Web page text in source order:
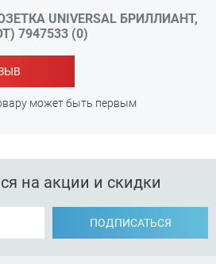
UNIVERSAL БРИЛЛИАНТ,
7947533 (0)
может быть первым
на акции и скидки
ПОДПИСАТЬСЯ